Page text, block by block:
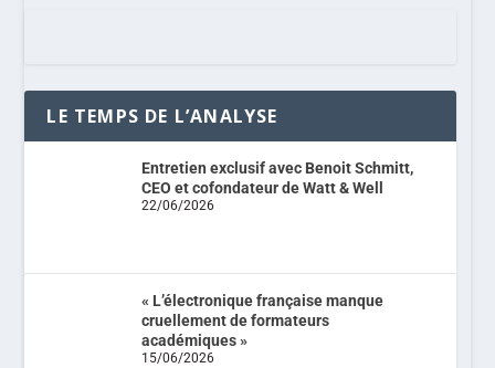
LE TEMPS DE L’ANALYSE
Entretien exclusif avec Benoit Schmitt,
CEO et cofondateur de Watt & Well
22/06/2026
« L’électronique française manque
cruellement de formateurs
académiques »
15/06/2026